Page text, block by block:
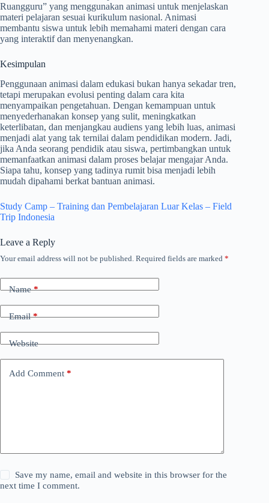
Ruangguru” yang menggunakan animasi untuk menjelaskan
materi pelajaran sesuai kurikulum nasional. Animasi
membantu siswa untuk lebih memahami materi dengan cara
yang interaktif dan menyenangkan.
Kesimpulan
Penggunaan animasi dalam edukasi bukan hanya sekadar tren,
tetapi merupakan evolusi penting dalam cara kita
menyampaikan pengetahuan. Dengan kemampuan untuk
menyederhanakan konsep yang sulit, meningkatkan
keterlibatan, dan menjangkau audiens yang lebih luas, animasi
menjadi alat yang tak ternilai dalam pendidikan modern. Jadi,
jika Anda seorang pendidik atau siswa, pertimbangkan untuk
memanfaatkan animasi dalam proses belajar mengajar Anda.
Siapa tahu, konsep yang tadinya rumit bisa menjadi lebih
mudah dipahami berkat bantuan animasi.
Study Camp – Training dan Pembelajaran Luar Kelas – Field
Trip Indonesia
Leave a Reply
Your email address will not be published. Required fields are marked *
Name*
Email*
Website
Add Comment *
Save my name, email and website in this browser for the
next time I comment.